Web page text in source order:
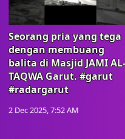
Seorang pria yang tega
dengan membuang
balita di Masjid JAMI AL-
TAQWA Garut. #garut
#radargarut
2 Dec 2025, 7:52 AM